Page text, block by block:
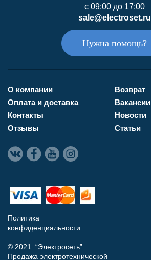
с 09:00 до 17:00
sale@electroset.ru
Нужна помощь?
О компании
Оплата и доставка
Контакты
Отзывы
Возврат
Вакансии
Новости
Статьи
Политика
конфиденциальности
© 2021 “Электросеть”
Продажа электротехнической